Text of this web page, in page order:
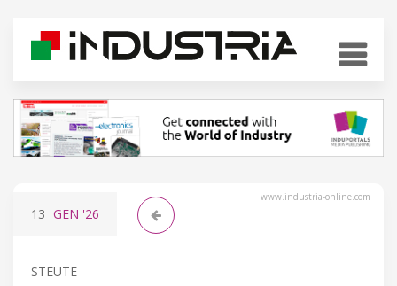
www.industria-online.com
13 GEN '26
STEUTE